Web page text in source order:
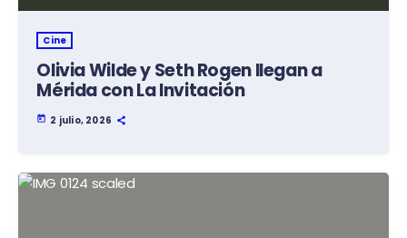
Cine
Olivia Wilde y Seth Rogen llegan a
Mérida con La Invitación
today 2 julio, 2026